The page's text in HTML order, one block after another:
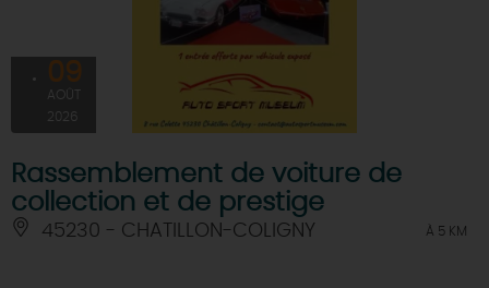
09
AOÛT
2026
Rassemblement de voiture de
collection et de prestige
45230 - CHATILLON-COLIGNY À 5 KM